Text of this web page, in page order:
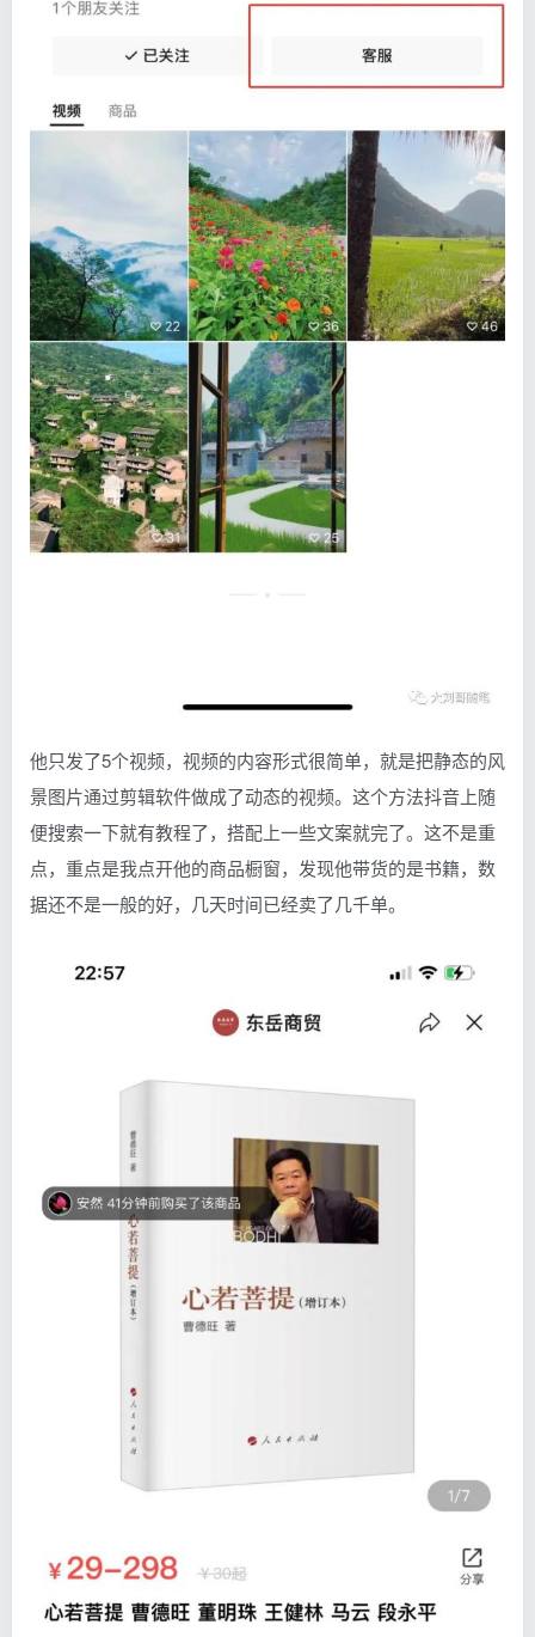
他只发了5个视频，视频的内容形式很简单，就是把静态的风
景图片通过剪辑软件做成了动态的视频。这个方法抖音上随
便搜索一下就有教程了，搭配上一些文案就完了。这不是重
点，重点是我点开他的商品橱窗，发现他带货的是书籍，数
据还不是一般的好，几天时间已经卖了几千单。